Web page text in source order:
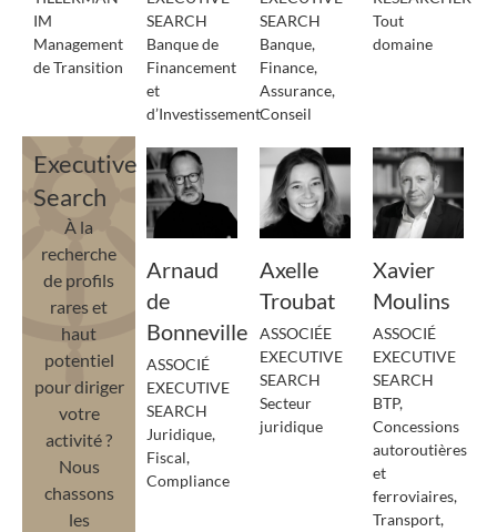
IM
Management
de Transition
SEARCH
Banque de
Financement
et
d’Investissement
SEARCH
Banque,
Finance,
Assurance,
Conseil
Tout
domaine
Executive
Search
À la
recherche
de profils
rares et
haut
potentiel
pour diriger
votre
activité ?
Nous
chassons
les
Arnaud
de
Bonneville
ASSOCIÉ
EXECUTIVE
SEARCH
Juridique,
Fiscal,
Compliance
Axelle
Troubat
ASSOCIÉE
EXECUTIVE
SEARCH
Secteur
juridique
Xavier
Moulins
ASSOCIÉ
EXECUTIVE
SEARCH
BTP,
Concessions
autoroutières
et
ferroviaires,
Transport,